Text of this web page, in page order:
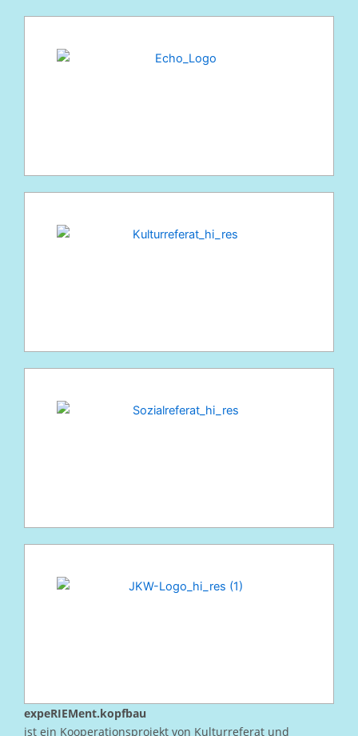
expeRIEMent.kopfbau
ist ein Kooperationsprojekt von Kulturreferat und